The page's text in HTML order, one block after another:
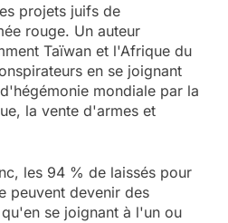
projets juifs de
rouge. Un auteur
Taïwan et l'Afrique du
en se joignant
mondiale par la
la vente d'armes et
les 94 % de laissés pour
peuvent devenir des
se joignant à l'un ou